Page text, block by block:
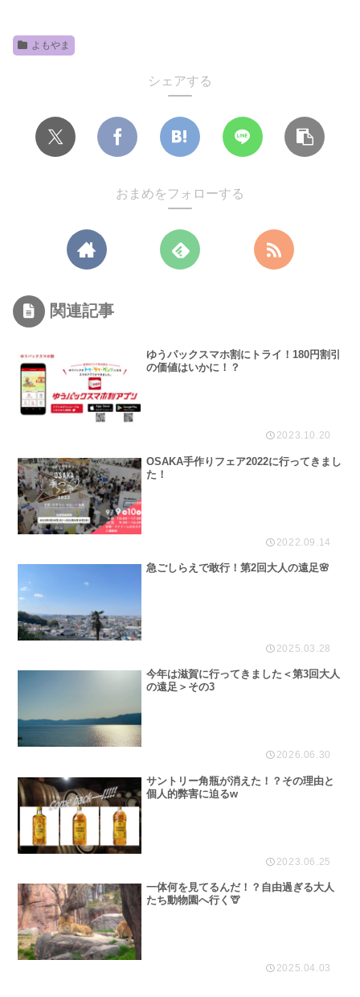
よもやま
シェアする
おまめをフォローする
関連記事
ゆうパックスマホ割にトライ！180円割引
の価値はいかに！？
2023.10.20
OSAKA手作りフェア2022に行ってきまし
た！
2022.09.14
急ごしらえで敢行！第2回大人の遠足🌸
2025.03.28
今年は滋賀に行ってきました＜第3回大人
の遠足＞その3
2026.06.30
サントリー角瓶が消えた！？その理由と
個人的弊害に迫るw
2023.06.25
一体何を見てるんだ！？自由過ぎる大人
たち動物園へ行く🦒
2025.04.03